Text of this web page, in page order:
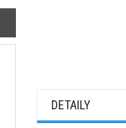
DETAILY